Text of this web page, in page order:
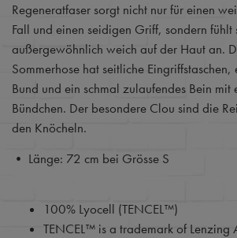
Regeneratfaser sorgt nicht nur für einen
Fall und einen seidigen Griff, sondern fühlt
außergewöhnlich weich auf der Haut an.
Sommerhose hat seitliche Eingriffstaschen,
Bund und ein schmal zulaufendes Bein mit
Bündchen. Der besondere Clou sind die
den Knöcheln.
• Länge: 72 cm bei Grösse S
100% Lyocell (TENCEL™)
TENCEL™ is a trademark of Lenzing